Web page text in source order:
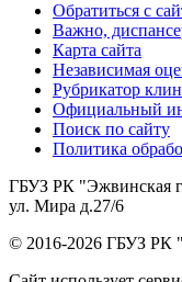
Обратиться с
Важно,
Карта сайта
Независимая
Рубрикатор
Официальный
Поиск по сайту
Политика
ГБУЗ РК "Эжвинская
ул. Мира д.27/6
© 2016-2026 ГБУЗ РК